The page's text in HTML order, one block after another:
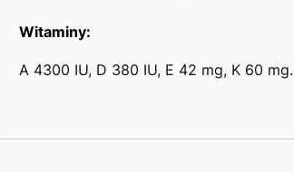
Witaminy:
A 4300 IU, D 380 IU, E 42 mg, K 60 mg.